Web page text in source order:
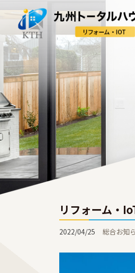
リフォーム・
2022/04/25 総合お知